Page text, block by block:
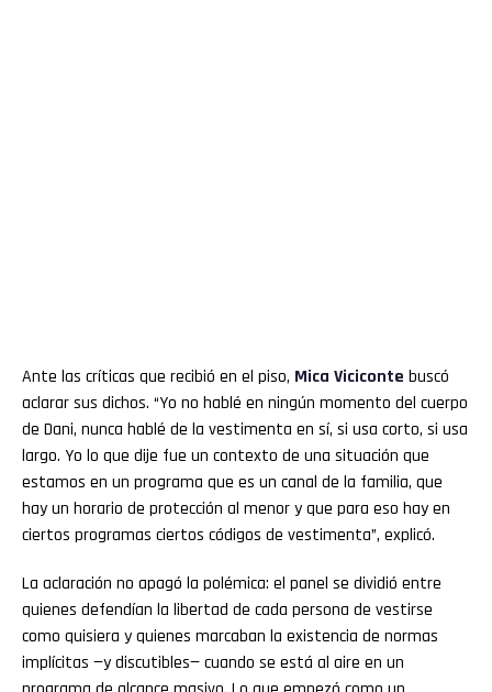
Ante las críticas que recibió en el piso, Mica Viciconte buscó
aclarar sus dichos. “Yo no hablé en ningún momento del cuerpo
de Dani, nunca hablé de la vestimenta en sí, si usa corto, si usa
largo. Yo lo que dije fue un contexto de una situación que
estamos en un programa que es un canal de la familia, que
hay un horario de protección al menor y que para eso hay en
ciertos programas ciertos códigos de vestimenta”, explicó.
La aclaración no apagó la polémica: el panel se dividió entre
quienes defendían la libertad de cada persona de vestirse
como quisiera y quienes marcaban la existencia de normas
implícitas —y discutibles— cuando se está al aire en un